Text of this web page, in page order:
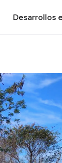
Desarrollos